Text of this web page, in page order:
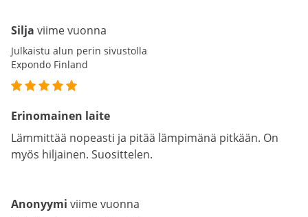
Silja viime vuonna
Julkaistu alun perin sivustolla
Expondo Finland
Erinomainen laite
Lämmittää nopeasti ja pitää lämpimänä pitkään. On
myös hiljainen. Suosittelen.
Anonyymi viime vuonna